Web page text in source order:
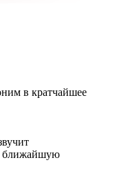
в кратчайшее
ближайшую